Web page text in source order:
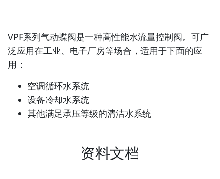
VPF系列气动蝶阀是一种高性能水流量控制阀。可广
泛应用在工业、电子厂房等场合，适用于下面的应
用：
空调循环水系统
设备冷却水系统
其他满足承压等级的清洁水系统
资料文档